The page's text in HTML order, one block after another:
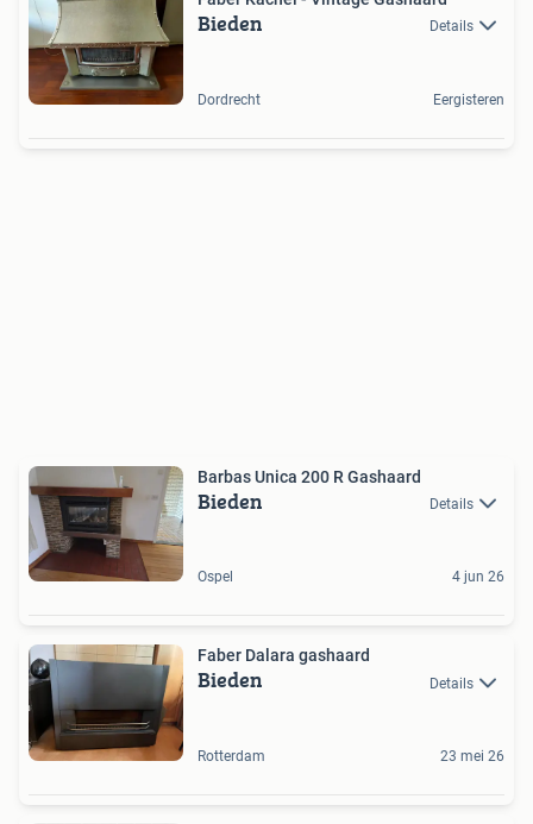
Bieden Details
Dordrecht Eergisteren
Barbas Unica 200 R Gashaard
Bieden Details
Ospel 4 jun 26
Faber Dalara gashaard
Bieden Details
Rotterdam 23 mei 26